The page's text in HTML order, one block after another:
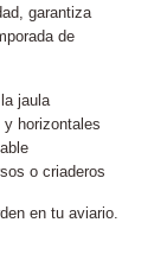
garantiza
de
jaula
horizontales
o criaderos
en tu aviario.